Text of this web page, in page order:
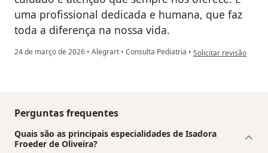
uma profissional dedicada e humana, que faz
toda a diferença na nossa vida.
24 de março de 2026 • Alegrart • Consulta Pediatria • na opinião do
Solicitar revisão
Perguntas frequentes
Quais são as principais especialidades de Isadora
Froeder de Oliveira?